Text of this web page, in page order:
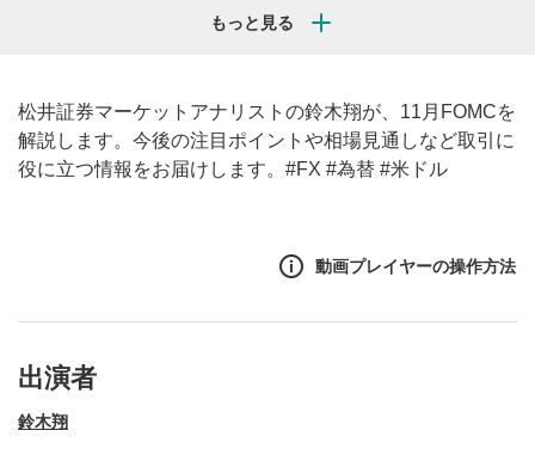
松井証券マーケットアナリストの鈴木翔が、11月FOMCを
解説します。今後の注目ポイントや相場見通しなど取引に
役に立つ情報をお届けします。#FX #為替 #米ドル
動画プレイヤーの操作方法
出演者
鈴木翔